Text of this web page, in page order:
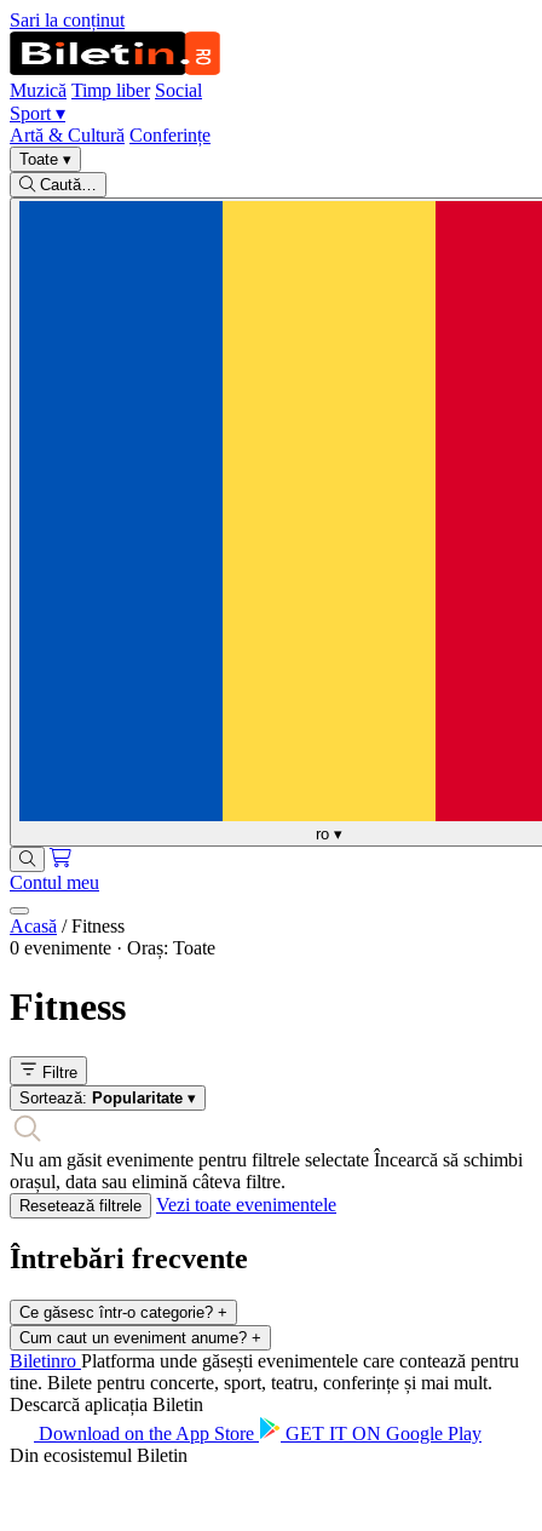
Sari la conținut
Muzică Timp liber Social
Sport ▾
Artă & Cultură Conferințe
Toate ▾
Caută…
ro ▾
Contul meu
Acasă / Fitness
0 evenimente · Oraș: Toate
Fitness
Filtre
Sortează: Popularitate ▾
Nu am găsit evenimente pentru filtrele selectate Încearcă să schimbi
orașul, data sau elimină câteva filtre.
Resetează filtrele Vezi toate evenimentele
Întrebări frecvente
Ce găsesc într-o categorie? +
Cum caut un eveniment anume? +
Biletinro Platforma unde găsești evenimentele care contează pentru
tine. Bilete pentru concerte, sport, teatru, conferințe și mai mult.
Descarcă aplicația Biletin
Download on the App Store GET IT ON Google Play
Din ecosistemul Biletin